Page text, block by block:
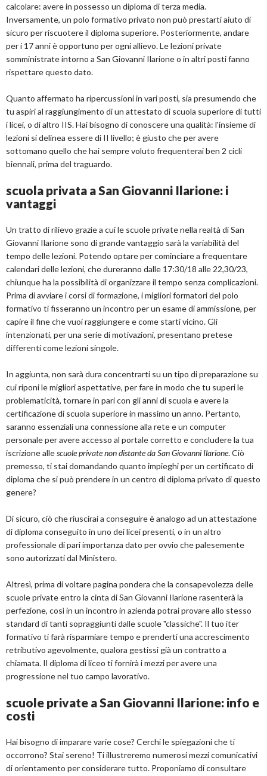
calcolare: avere in possesso un diploma di terza media.
Inversamente, un polo formativo privato non può prestarti aiuto di
sicuro per riscuotere il diploma superiore. Posteriormente, andare
per i 17 anni è opportuno per ogni allievo. Le lezioni private
somministrate intorno a San Giovanni Ilarione o in altri posti fanno
rispettare questo dato.
Quanto affermato ha ripercussioni in vari posti, sia presumendo che
tu aspiri al raggiungimento di un attestato di scuola superiore di tutti
i licei, o di altro IIS. Hai bisogno di conoscere una qualità: l'insieme di
lezioni si delinea essere di II livello; è giusto che per avere
sottomano quello che hai sempre voluto frequenterai ben 2 cicli
biennali, prima del traguardo.
scuola privata a San Giovanni Ilarione: i
vantaggi
Un tratto di rilievo grazie a cui le scuole private nella realtà di San
Giovanni Ilarione sono di grande vantaggio sarà la variabilità del
tempo delle lezioni. Potendo optare per cominciare a frequentare
calendari delle lezioni, che dureranno dalle 17:30/18 alle 22,30/23,
chiunque ha la possibilità di organizzare il tempo senza complicazioni.
Prima di avviare i corsi di formazione, i migliori formatori del polo
formativo ti fisseranno un incontro per un esame di ammissione, per
capire il fine che vuoi raggiungere e come starti vicino. Gli
intenzionati, per una serie di motivazioni, presentano pretese
differenti come lezioni singole.
In aggiunta, non sarà dura concentrarti su un tipo di preparazione su
cui riponi le migliori aspettative, per fare in modo che tu superi le
problematicità, tornare in pari con gli anni di scuola e avere la
certificazione di scuola superiore in massimo un anno. Pertanto,
saranno essenziali una connessione alla rete e un computer
personale per avere accesso al portale corretto e concludere la tua
iscrizione allescuole private non distante da San Giovanni Ilarione. Ciò
premesso, ti stai domandando quanto impieghi per un certificato di
diploma che si può prendere in un centro di diploma privato di questo
genere?
Di sicuro, ciò che riuscirai a conseguire è analogo ad un attestazione
di diploma conseguito in uno dei licei presenti, o in un altro
professionale di pari importanza dato per ovvio che palesemente
sono autorizzati dal Ministero.
Altresì, prima di voltare pagina pondera che la consapevolezza delle
scuole private entro la cinta di San Giovanni Ilarione rasenterà la
perfezione, così in un incontro in azienda potrai provare allo stesso
standard di tanti sopraggiunti dalle scuole "classiche". Il tuo iter
formativo ti farà risparmiare tempo e prenderti una accrescimento
retributivo agevolmente, qualora gestissi già un contratto a
chiamata. Il diploma di liceo ti fornirà i mezzi per avere una
progressione nel tuo campo lavorativo.
scuole private a San Giovanni Ilarione: info e
costi
Hai bisogno di imparare varie cose? Cerchi le spiegazioni che ti
occorrono? Stai sereno! Ti illustreremo numerosi mezzi comunicativi
di orientamento per considerare tutto. Proponiamo di consultare